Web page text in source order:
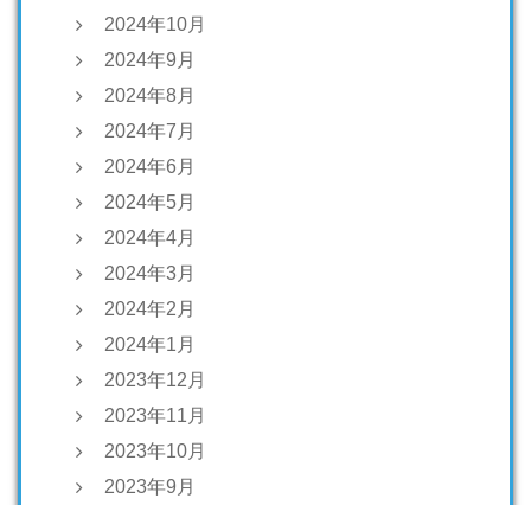
2024年10月
2024年9月
2024年8月
2024年7月
2024年6月
2024年5月
2024年4月
2024年3月
2024年2月
2024年1月
2023年12月
2023年11月
2023年10月
2023年9月